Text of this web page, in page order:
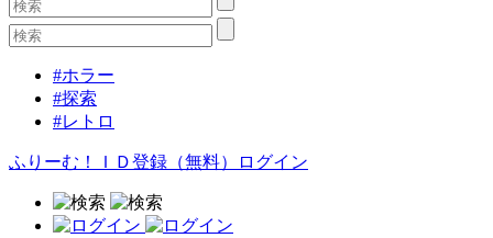
#ホラー
#探索
#レトロ
ふりーむ！ＩＤ登録（無料） ログイン